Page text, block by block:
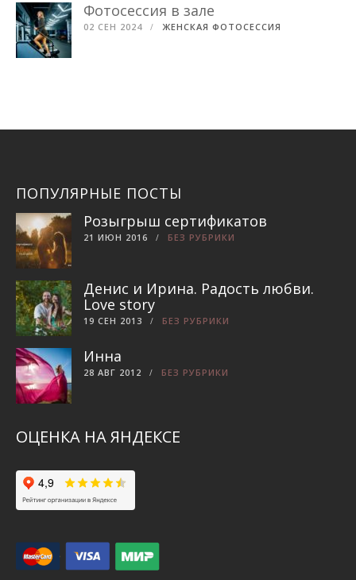
Фотосессия в зале
02 СЕН 2024 ЖЕНСКАЯ ФОТОСЕССИЯ
ПОПУЛЯРНЫЕ ПОСТЫ
Розыгрыш сертификатов
21 ИЮН 2016 БЕЗ РУБРИКИ
Денис и Ирина. Радость любви.
Love story
19 СЕН 2013 БЕЗ РУБРИКИ
Инна
28 АВГ 2012 БЕЗ РУБРИКИ
ОЦЕНКА НА ЯНДЕКСЕ